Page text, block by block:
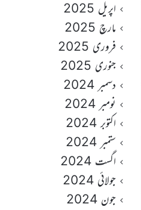
اپریل 2025
مارچ 2025
فروری 2025
جنوری 2025
دسمبر 2024
نومبر 2024
اکتوبر 2024
ستمبر 2024
اگست 2024
جولائی 2024
جون 2024